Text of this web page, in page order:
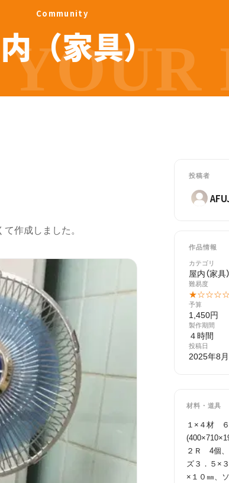
Co mmu nity
内（家具）
作成しました。
投稿者
作品情報
カテゴリ
屋内（家具）
難易度
★☆☆☆☆
予算
1,450円
製作期間
４時間
投稿日
2025年8
材料・道具
１×４材　
２Ｒ　4個
ズ３．５×
×１０㎜、